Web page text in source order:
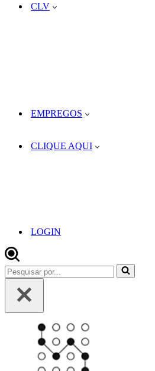
CLV
EMPREGOS
CLIQUE AQUI
LOGIN
Pesquisar
por...